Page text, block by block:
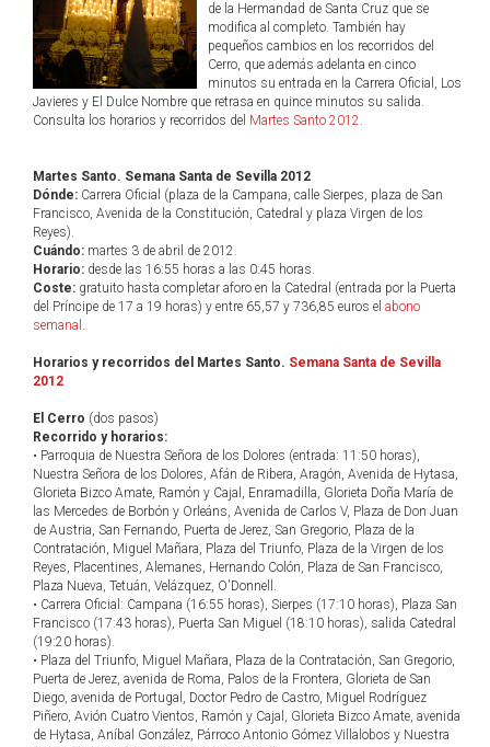
de la Hermandad de Santa Cruz que se
modifica al completo. También hay
pequeños cambios en los recorridos del
Cerro, que además adelanta en cinco
minutos su entrada en la Carrera Oficial, Los
Javieres y El Dulce Nombre que retrasa en quince minutos su salida.
Consulta los horarios y recorridos del Martes Santo 2012.
Martes Santo. Semana Santa de Sevilla 2012
Dónde: Carrera Oficial (plaza de la Campana, calle Sierpes, plaza de San
Francisco, Avenida de la Constitución, Catedral y plaza Virgen de los
Reyes).
Cuándo: martes 3 de abril de 2012.
Horario: desde las 16:55 horas a las 0:45 horas.
Coste: gratuito hasta completar aforo en la Catedral (entrada por la Puerta
del Príncipe de 17 a 19 horas) y entre 65,57 y 736,85 euros el abono
semanal .
Horarios y recorridos del Martes Santo. Semana Santa de Sevilla
2012
El Cerro (dos pasos)
Recorrido y horarios:
• Parroquia de Nuestra Señora de los Dolores (entrada: 11:50 horas),
Nuestra Señora de los Dolores, Afán de Ribera, Aragón, Avenida de Hytasa,
Glorieta Bizco Amate, Ramón y Cajal, Enramadilla, Glorieta Doña María de
las Mercedes de Borbón y Orleáns, Avenida de Carlos V, Plaza de Don Juan
de Austria, San Fernando, Puerta de Jerez, San Gregorio, Plaza de la
Contratación, Miguel Mañara, Plaza del Triunfo, Plaza de la Virgen de los
Reyes, Placentines, Alemanes, Hernando Colón, Plaza de San Francisco,
Plaza Nueva, Tetuán, Velázquez, O'Donnell.
• Carrera Oficial: Campana (16:55 horas), Sierpes (17:10 horas), Plaza San
Francisco (17:43 horas), Puerta San Miguel (18:10 horas), salida Catedral
(19:20 horas).
• Plaza del Triunfo, Miguel Mañara, Plaza de la Contratación, San Gregorio,
Puerta de Jerez, avenida de Roma, Palos de la Frontera, Glorieta de San
Diego, avenida de Portugal, Doctor Pedro de Castro, Miguel Rodríguez
Piñero, Avión Cuatro Vientos, Ramón y Cajal, Glorieta Bizco Amate, avenida
de Hytasa, Aníbal González, Párroco Antonio Gómez Villalobos y Nuestra